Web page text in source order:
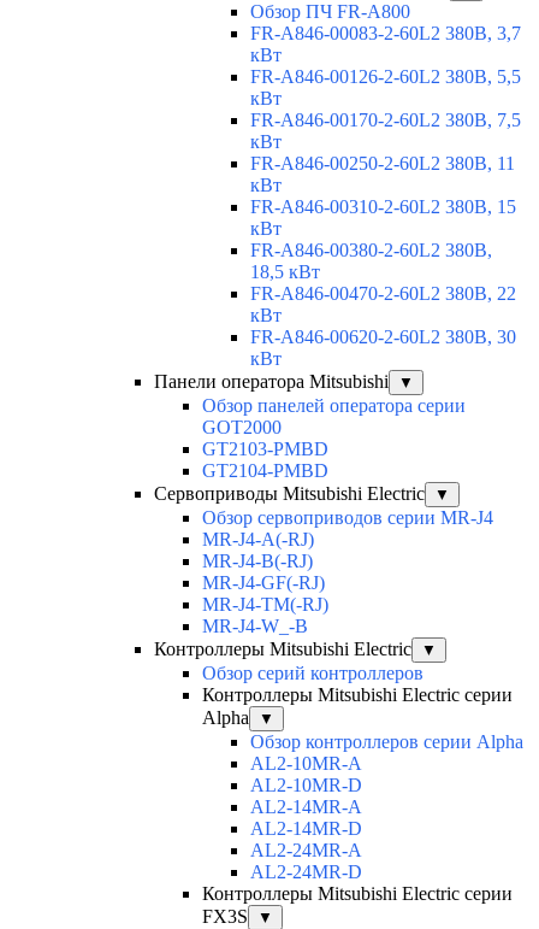
Обзор ПЧ FR-A800
FR-A846-00083-2-60L2 380В, 3,7
кВт
FR-A846-00126-2-60L2 380В, 5,5
кВт
FR-A846-00170-2-60L2 380В, 7,5
кВт
FR-A846-00250-2-60L2 380В, 11
кВт
FR-A846-00310-2-60L2 380В, 15
кВт
FR-A846-00380-2-60L2 380В,
18,5 кВт
FR-A846-00470-2-60L2 380В, 22
кВт
FR-A846-00620-2-60L2 380В, 30
кВт
Панели оператора Mitsubishi
▼
Обзор панелей оператора серии
GOT2000
GT2103-PMBD
GT2104-PMBD
Сервоприводы Mitsubishi Electric
▼
Обзор сервоприводов серии MR-J4
MR-J4-A(-RJ)
MR-J4-B(-RJ)
MR-J4-GF(-RJ)
MR-J4-TM(-RJ)
MR-J4-W_-B
Контроллеры Mitsubishi Electric
▼
Обзор серий контроллеров
Контроллеры Mitsubishi Electric серии
Alpha
▼
Обзор контроллеров серии Alpha
AL2-10MR-A
AL2-10MR-D
AL2-14MR-A
AL2-14MR-D
AL2-24MR-A
AL2-24MR-D
Контроллеры Mitsubishi Electric серии
FX3S
▼